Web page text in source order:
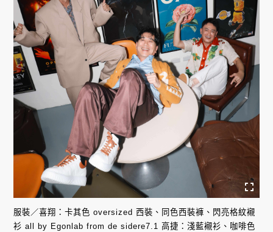
服裝／喜翔：卡其色 oversized 西裝、同色西裝褲、閃亮格紋襯
衫 all by Egonlab from de sidere7.1 高捷：淺藍襯衫、咖啡色